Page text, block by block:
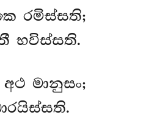
රමිස්සති;
භවිස්සති.
මානුසං;